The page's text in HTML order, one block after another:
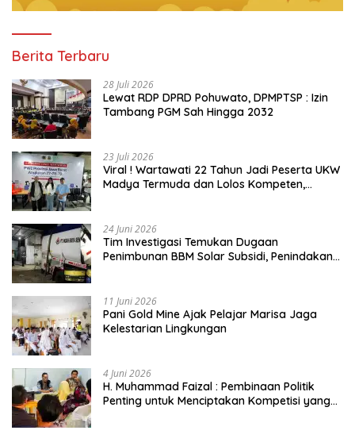
Berita Terbaru
28 Juli 2026
Lewat RDP DPRD Pohuwato, DPMPTSP : Izin
Tambang PGM Sah Hingga 2032
23 Juli 2026
Viral ! Wartawati 22 Tahun Jadi Peserta UKW
Madya Termuda dan Lolos Kompeten,
24 Juni 2026
Tim Investigasi Temukan Dugaan
Penimbunan BBM Solar Subsidi, Penindakan
11 Juni 2026
Pani Gold Mine Ajak Pelajar Marisa Jaga
Kelestarian Lingkungan
4 Juni 2026
H. Muhammad Faizal : Pembinaan Politik
Penting untuk Menciptakan Kompetisi yang